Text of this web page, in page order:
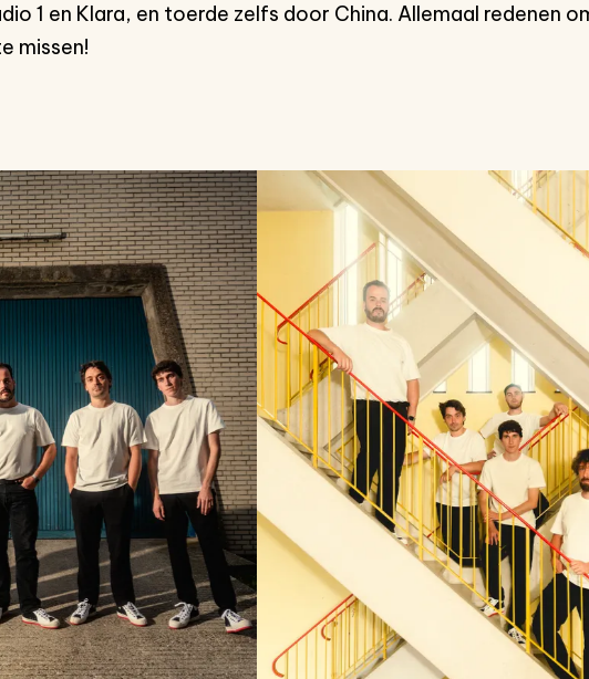
1 en Klara, en toerde zelfs door China. Allemaal redenen
missen!